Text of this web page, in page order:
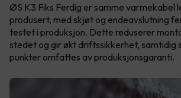
ØS K3 Fiks Ferdig er samme varmekabel
produsert, med skjøt og endeavslutning
testet i produksjon. Dette reduserer
stedet og gir økt driftssikkerhet, samtidig
punkter omfattes av produksjonsgaranti.